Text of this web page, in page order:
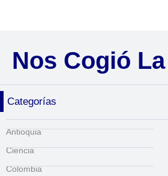
Nos Cogió
Categorías
Antioquia
Ciencia
Colombia